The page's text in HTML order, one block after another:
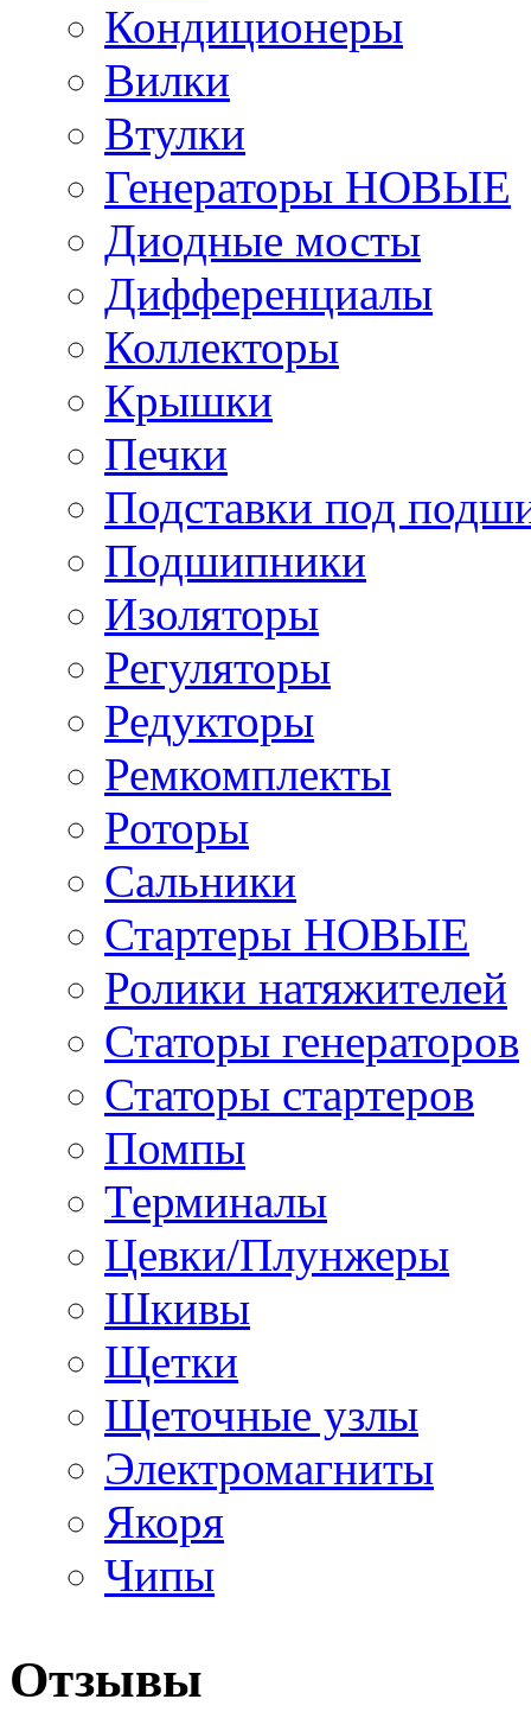
Кондиционеры
Вилки
Втулки
Генераторы НОВЫЕ
Диодные мосты
Дифференциалы
Коллекторы
Крышки
Печки
Подставки под
Подшипники
Изоляторы
Регуляторы
Редукторы
Ремкомплекты
Роторы
Сальники
Стартеры НОВЫЕ
Ролики натяжителей
Статоры генераторов
Статоры стартеров
Помпы
Терминалы
Цевки/Плунжеры
Шкивы
Щетки
Щеточные узлы
Электромагниты
Якоря
Чипы
Отзывы